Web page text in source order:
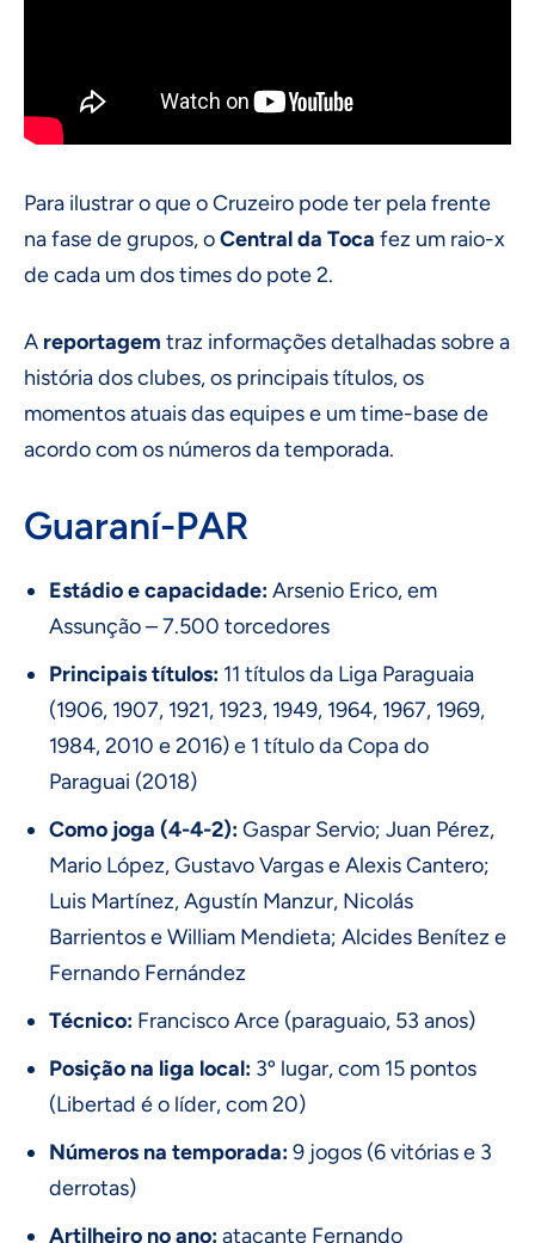
Para ilustrar o que o Cruzeiro pode ter pela frente
na fase de grupos, oCentral da Toca fez um raio-x
de cada um dos times do pote 2.
A reportagem traz informações detalhadas sobre a
história dos clubes, os principais títulos, os
momentos atuais das equipes e um time-base de
acordo com os números da temporada.
Guaraní-PAR
Estádio e capacidade:Arsenio Erico, em
Assunção – 7.500 torcedores
Principais títulos: 11 títulos da Liga Paraguaia
(1906, 1907, 1921, 1923, 1949, 1964, 1967, 1969,
1984, 2010 e 2016) e 1 título da Copa do
Paraguai (2018)
Como joga (4-4-2):Gaspar Servio; Juan Pérez,
Mario López, Gustavo Vargas e Alexis Cantero;
Luis Martínez, Agustín Manzur, Nicolás
Barrientos e William Mendieta; Alcides Benítez e
Fernando Fernández
Técnico: Francisco Arce (paraguaio, 53 anos)
Posição na liga local: 3º lugar, com 15 pontos
(Libertad é o líder, com 20)
Números na temporada:9 jogos (6 vitórias e 3
derrotas)
Artilheiro no ano:atacante Fernando